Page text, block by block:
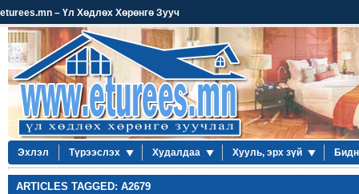
eturees.mn – Үл Хөдлөх Хөрөнгө Зууч
Эхлэл Түрээслэх Худалдаа Хууль, эрх зүй
ARTICLES TAGGED: A2679